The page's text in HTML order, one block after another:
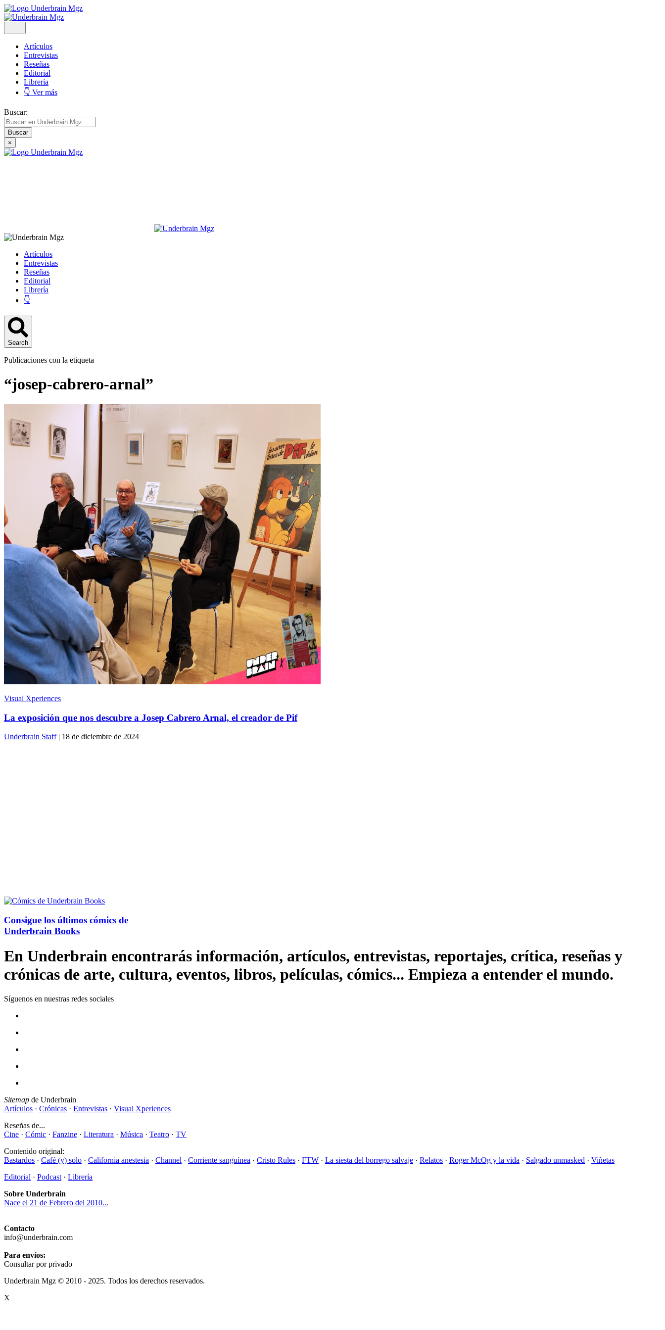
Artículos
Entrevistas
Reseñas
Editorial
Librería
👇 Ver más
Buscar:
×
Artículos
Entrevistas
Reseñas
Editorial
Librería
👇
Search
Publicaciones con la etiqueta
“josep-cabrero-arnal”
Visual Xperiences
La exposición que nos descubre a Josep Cabrero Arnal, el creador de Pif
Underbrain Staff| 18 de diciembre de 2024
Consigue los últimos cómics de
Underbrain Books
En Underbrain encontrarás información, artículos, entrevistas, reportajes, crítica, reseñas y
crónicas de arte, cultura, eventos, libros, películas, cómics... Empieza a entender el mundo.
Síguenos en nuestras redes sociales
Sitemap de Underbrain
Artículos · Crónicas · Entrevistas · Visual Xperiences
Reseñas de...
Cine · Cómic · Fanzine · Literatura · Música · Teatro · TV
Contenido original:
Bastardos · Café (y) solo · California anestesia · Channel · Corriente sanguínea · Cristo Rules · FTW · La siesta del borrego salvaje · Relatos · Roger McOg y la vida · Salgado unmasked · Viñetas
Editorial · Podcast · Librería
Sobre Underbrain
Nace el 21 de Febrero del 2010...
Contacto
info@underbrain.com
Para envíos:
Consultar por privado
Underbrain Mgz © 2010 - 2025. Todos los derechos reservados.
X